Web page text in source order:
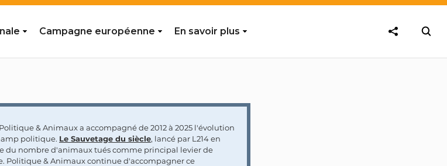
Campagne européenne En savoir plus
& Animaux a accompagné de 2012 à 2025 l'évolution
politique. Le Sauvetage du siècle, lancé par L214 en
du nombre d'animaux tués comme principal levier de
Politique & Animaux continue d'accompagner ce